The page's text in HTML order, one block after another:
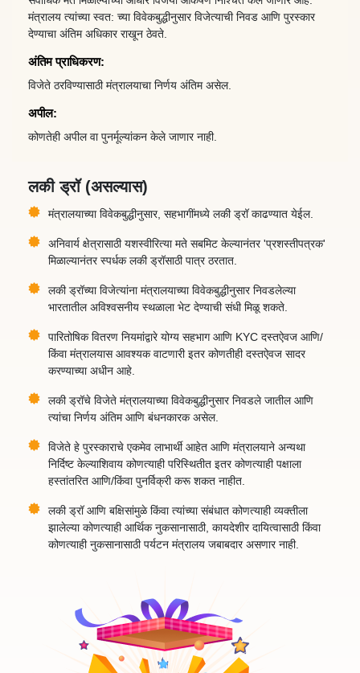
मंत्रालय त्यांच्या स्वत: च्या विवेकबुद्धीनुसार विजेत्याची निवड आणि पुरस्कार
देण्याचा अंतिम अधिकार राखून ठेवते.
अंतिम प्राधिकरण:
विजेते ठरविण्यासाठी मंत्रालयाचा निर्णय अंतिम असेल.
अपील:
कोणतेही अपील वा पुनर्मूल्यांकन केले जाणार नाही.
लकी ड्रॉ (असल्यास)
मंत्रालयाच्या विवेकबुद्धीनुसार, सहभागींमध्ये लकी ड्रॉ काढण्यात येईल.
अनिवार्य क्षेत्रासाठी यशस्वीरित्या मते सबमिट केल्यानंतर 'प्रशस्तीपत्रक'
मिळाल्यानंतर स्पर्धक लकी ड्रॉसाठी पात्र ठरतात.
लकी ड्रॉच्या विजेत्यांना मंत्रालयाच्या विवेकबुद्धीनुसार निवडलेल्या
भारतातील अविश्वसनीय स्थळाला भेट देण्याची संधी मिळू शकते.
पारितोषिक वितरण नियमांद्वारे योग्य सहभाग आणि KYC दस्तऐवज आणि/
किंवा मंत्रालयास आवश्यक वाटणारी इतर कोणतीही दस्तऐवज सादर
करण्याच्या अधीन आहे.
लकी ड्रॉचे विजेते मंत्रालयाच्या विवेकबुद्धीनुसार निवडले जातील आणि
त्यांचा निर्णय अंतिम आणि बंधनकारक असेल.
विजेते हे पुरस्काराचे एकमेव लाभार्थी आहेत आणि मंत्रालयाने अन्यथा
निर्दिष्ट केल्याशिवाय कोणत्याही परिस्थितीत इतर कोणत्याही पक्षाला
हस्तांतरित आणि/किंवा पुनर्विक्री करू शकत नाहीत.
लकी ड्रॉ आणि बक्षिसांमुळे किंवा त्यांच्या संबंधात कोणत्याही व्यक्तीला
झालेल्या कोणत्याही आर्थिक नुकसानासाठी, कायदेशीर दायित्वासाठी किंवा
कोणत्याही नुकसानासाठी पर्यटन मंत्रालय जबाबदार असणार नाही.